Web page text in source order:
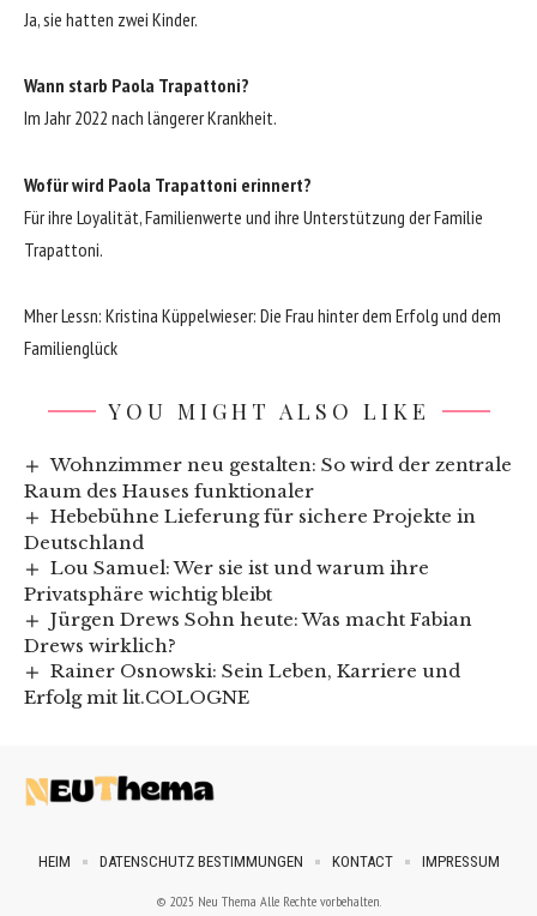
Ja, sie hatten zwei Kinder.
Wann starb Paola Trapattoni?
Im Jahr 2022 nach längerer Krankheit.
Wofür wird Paola Trapattoni erinnert?
Für ihre Loyalität, Familienwerte und ihre Unterstützung der Familie
Trapattoni.
Mher Lessn: Kristina Küppelwieser: Die Frau hinter dem Erfolg und dem
Familienglück
YOU MIGHT ALSO LIKE
Wohnzimmer neu gestalten: So wird der zentrale
Raum des Hauses funktionaler
Hebebühne Lieferung für sichere Projekte in
Deutschland
Lou Samuel: Wer sie ist und warum ihre
Privatsphäre wichtig bleibt
Jürgen Drews Sohn heute: Was macht Fabian
Drews wirklich?
Rainer Osnowski: Sein Leben, Karriere und
Erfolg mit lit.COLOGNE
© 2025 Neu Thema Alle Rechte vorbehalten.
HEIM DATENSCHUTZ BESTIMMUNGEN KONTACT IMPRESSUM